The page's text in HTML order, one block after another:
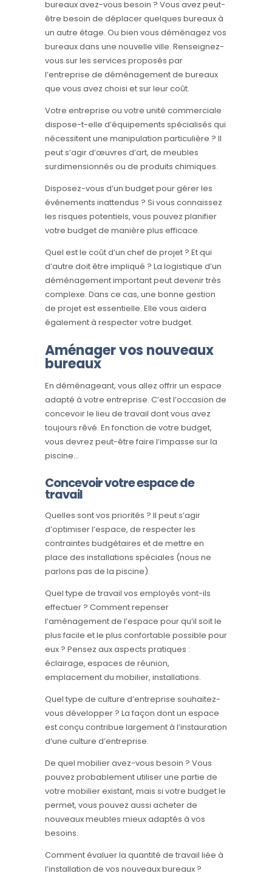
bureaux avez-vous besoin ? Vous avez peut-
être besoin de déplacer quelques bureaux à
un autre étage. Ou bien vous déménagez vos
bureaux dans une nouvelle ville. Renseignez-
vous sur les services proposés par
l’entreprise de déménagement de bureaux
que vous avez choisi et sur leur coût.
Votre entreprise ou votre unité commerciale
dispose-t-elle d’équipements spécialisés qui
nécessitent une manipulation particulière ? Il
peut s’agir d’œuvres d’art, de meubles
surdimensionnés ou de produits chimiques.
Disposez-vous d’un budget pour gérer les
événements inattendus ? Si vous connaissez
les risques potentiels, vous pouvez planifier
votre budget de manière plus efficace.
Quel est le coût d’un chef de projet ? Et qui
d’autre doit être impliqué ? La logistique d’un
déménagement important peut devenir très
complexe. Dans ce cas, une bonne gestion
de projet est essentielle. Elle vous aidera
également à respecter votre budget.
Aménager vos nouveaux
bureaux
En déménageant, vous allez offrir un espace
adapté à votre entreprise. C’est l’occasion de
concevoir le lieu de travail dont vous avez
toujours rêvé. En fonction de votre budget,
vous devrez peut-être faire l’impasse sur la
piscine…
Concevoir votre espace de
travail
Quelles sont vos priorités ? Il peut s’agir
d’optimiser l’espace, de respecter les
contraintes budgétaires et de mettre en
place des installations spéciales (nous ne
parlons pas de la piscine).
Quel type de travail vos employés vont-ils
effectuer ? Comment repenser
l’aménagement de l’espace pour qu’il soit le
plus facile et le plus confortable possible pour
eux ? Pensez aux aspects pratiques :
éclairage, espaces de réunion,
emplacement du mobilier, installations.
Quel type de culture d’entreprise souhaitez-
vous développer ? La façon dont un espace
est conçu contribue largement à l’instauration
d’une culture d’entreprise.
De quel mobilier avez-vous besoin ? Vous
pouvez probablement utiliser une partie de
votre mobilier existant, mais si votre budget le
permet, vous pouvez aussi acheter de
nouveaux meubles mieux adaptés à vos
besoins.
Comment évaluer la quantité de travail liée à
l’installation de vos nouveaux bureaux ?